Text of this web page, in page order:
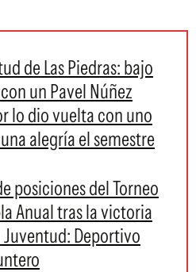
de Las Piedras: bajo
un Pavel Núñez
lo dio vuelta con uno
alegría el semestre
posiciones del Torneo
Anual tras la victoria
Deportivo